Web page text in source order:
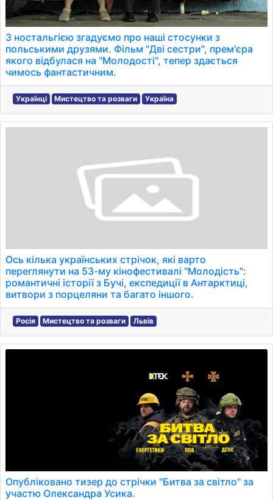
З ностальгією згадуємо про наші стосунки з
польськими друзями. Фільм "Дві сестри", прем'єра
якого відбулася на "Молодості", тепер здається
чимось фантастичним.
Українці Мистецтво та розваги Україна
Ось кілька українських стрічок, які варто
переглянути на 53-му кінофестивалі "Молодість":
романтичні історії з Бучі, експедиції в Антарктиці,
витвори з порцеляни та багато іншого.
Росія Мистецтво та розваги Львів
Опубліковано тизер до стрічки "Битва за світло" за
участю Олександра Усика.